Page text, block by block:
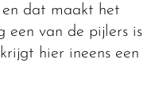
dat maakt het
een van de pijlers is
hier ineens een